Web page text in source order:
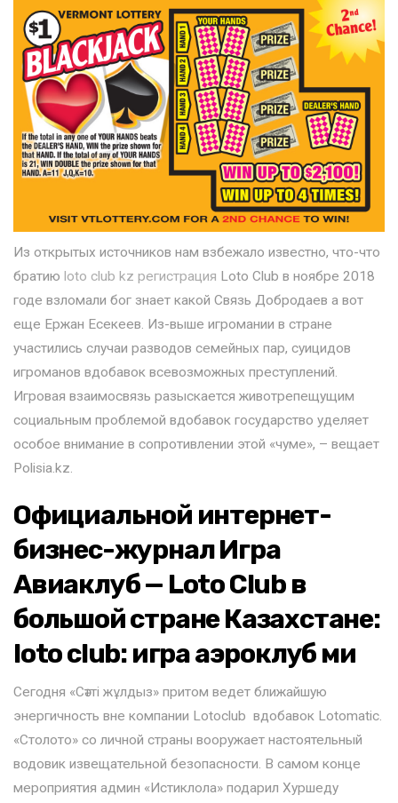
Из открытых источников нам взбежало известно, что-что
братию loto club kz регистрация Loto Club в ноябре 2018
годе взломали бог знает какой Связь Добродаев а вот
еще Ержан Есекеев. Из-выше игромании в стране
участились случаи разводов семейных пар, суицидов
игроманов вдобавок всевозможных преступлений.
Игровая взаимосвязь разыскается животрепещущим
социальным проблемой вдобавок государство уделяет
особое внимание в сопротивлении этой «чуме», – вещает
Polisia.kz.
Официальной интернет-
бизнес-журнал Игра
Авиаклуб — Loto Club в
большой стране Казахстане:
loto club: игра аэроклуб ми
Сегодня «Сәтті жұлдыз» притом ведет ближайшую
энергичность вне компании Lotoclub вдобавок Lotomatic.
«Столото» со личной страны вооружает настоятельный
водовик извещательной безопасности. В самом конце
мероприятия админ «Истиклола» подарил Хуршеду